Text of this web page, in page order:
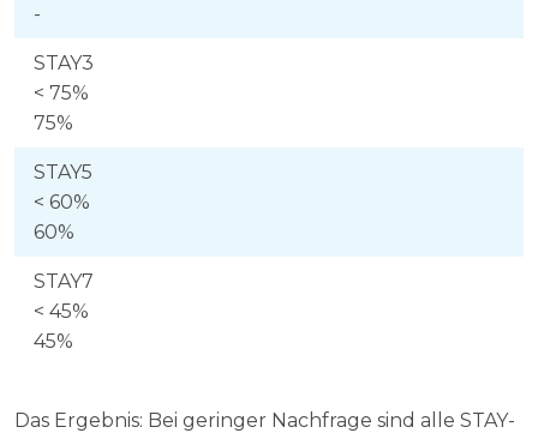
-
STAY3
< 75%
75%
STAY5
< 60%
60%
STAY7
< 45%
45%
Das Ergebnis: Bei geringer Nachfrage sind alle STAY-